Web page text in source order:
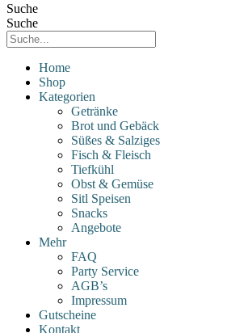
Suche
Suche
Home
Shop
Kategorien
Getränke
Brot und Gebäck
Süßes & Salziges
Fisch & Fleisch
Tiefkühl
Obst & Gemüse
Sitl Speisen
Snacks
Angebote
Mehr
FAQ
Party Service
AGB’s
Impressum
Gutscheine
Kontakt